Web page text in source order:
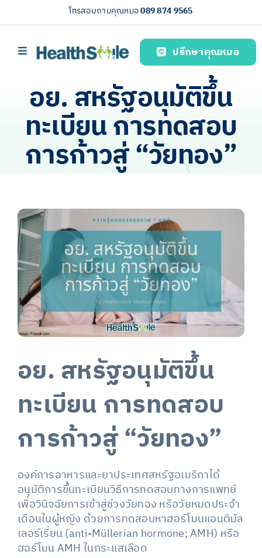
to
โทรสอบถามคุณหมอ089 874 9565
Toggle
บริการของเรา (Our services)
ความรู้สุขภาพ
เกี่ยวกับเรา
ปรึกษาคุณหมอ
อย. สหรัฐอนุมัติขึ้น
ทะเบียน การทดสอบ
การก้าวสู่ “วัยทอง”
View
Larger
Image
อย. สหรัฐอนุมัติขึ้น
ทะเบียน การทดสอบ
การก้าวสู่ “วัยทอง”
องค์การอาหารและยาประเทศสหรัฐอเมริกาได้
อนุมัติการขึ้นทะเบียนวิธีการทดสอบทางการแพทย์
เพื่อวินิจฉัยการเข้าสู่ช่วงวัยทอง หรือวัยหมดประจำ
เดือนในผู้หญิง ด้วยการทดสอบหาฮอร์โมนแอนติมัล
เลอร์เรี่ยน (anti-Müllerian hormone; AMH) หรือ
ฮอร์โมน AMH ในกระแสเลือด